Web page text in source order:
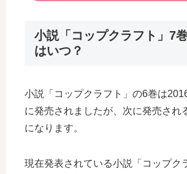
小説「コップクラフト」7
はいつ？
小説「コップクラフト」の6巻は
に発売されましたが、次に発売され
になります。
現在発表されている小説「コップク